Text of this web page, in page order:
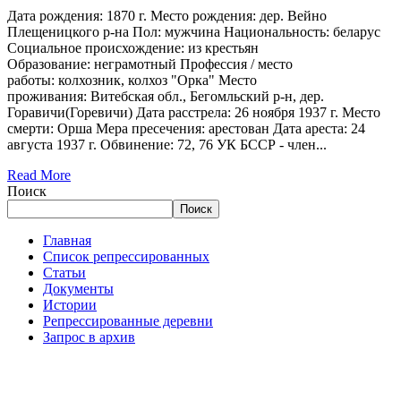
Дата рождения: 1870 г. Место рождения: дер. Вейно
Плещеницкого р-на Пол: мужчина Национальность: беларус
Социальное происхождение: из крестьян
Образование: неграмотный Профессия / место
работы: колхозник, колхоз "Орка" Место
проживания: Витебская обл., Бегомльский р-н, дер.
Горавичи(Горевичи) Дата расстрела: 26 ноября 1937 г. Место
смерти: Орша Мера пресечения: арестован Дата ареста: 24
августа 1937 г. Обвинение: 72, 76 УК БССР - член...
Read More
Поиск
Поиск
Главная
Список репрессированных
Статьи
Документы
Истории
Репрессированные деревни
Запрос в архив